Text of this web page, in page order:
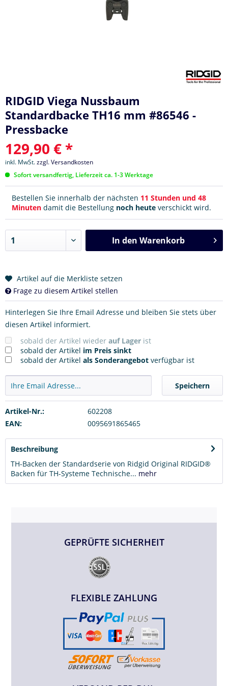
RIDGID Viega Nussbaum
Standardbacke TH16 mm #86546 -
Pressbacke
129,90 € *
inkl. MwSt.zzgl. Versandkosten
Sofort versandfertig, Lieferzeit ca. 1-3 Werktage
Bestellen Sie innerhalb der nächsten 11 Stunden und 48
Minuten damit die Bestellung noch heute verschickt wird.
In den Warenkorb
Artikel auf die Merkliste setzen
Frage zu diesem Artikel stellen
Hinterlegen Sie Ihre Email Adresse und bleiben Sie stets über
diesen Artikel informiert.
sobald der Artikel wieder auf Lager ist
sobald der Artikel im Preis sinkt
sobald der Artikel als Sonderangebot verfügbar ist
Speichern
Artikel-Nr.:
602208
EAN:
0095691865465
Beschreibung
TH-Backen der Standardserie von Ridgid Original RIDGID®
Backen für TH-Systeme Technische... mehr
GEPRÜFTE SICHERHEIT
FLEXIBLE ZAHLUNG